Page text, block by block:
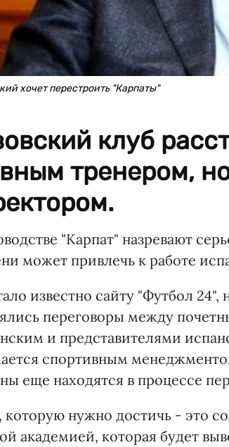
хочет перестроить "Карпаты"
клуб
тренером,
"Карпат" назревают
может привлечь к работе
известно сайту "Футбол
переговоры между
и представителями
спортивным
еще находятся в процессе
которую нужно достичь - это
академией, которая будет